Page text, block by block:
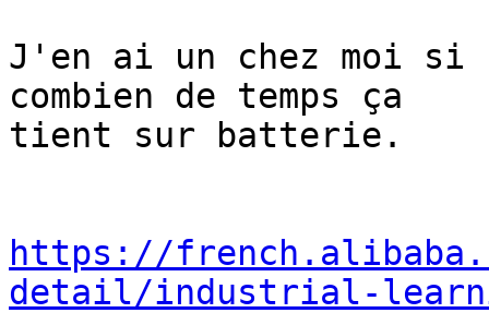
J'en ai un chez moi
combien de temps ça
tient sur batterie.
https://
detail/industrial-